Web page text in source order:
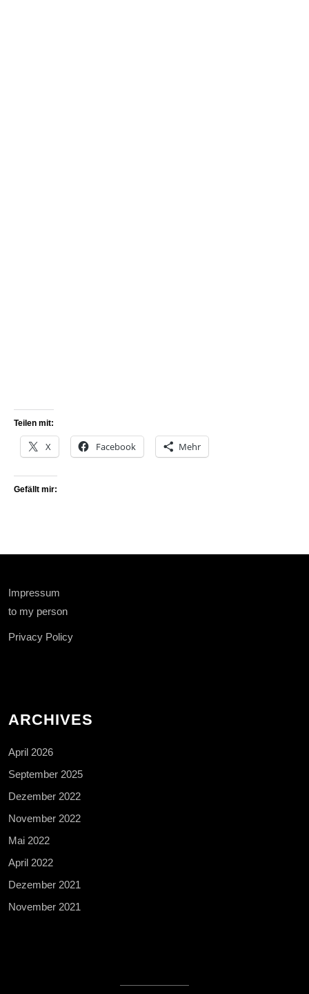
Teilen mit:
X Facebook Mehr
Gefällt mir:
Impressum
to my person
Privacy Policy
ARCHIVES
April 2026
September 2025
Dezember 2022
November 2022
Mai 2022
April 2022
Dezember 2021
November 2021